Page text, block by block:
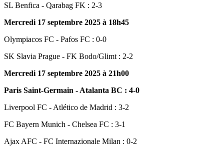
SL Benfica - Qarabag FK : 2-3
Mercredi 17 septembre 2025 à 18h45
Olympiacos FC - Pafos FC : 0-0
SK Slavia Prague - FK Bodo/Glimt : 2-2
Mercredi 17 septembre 2025 à 21h00
Paris Saint-Germain - Atalanta BC : 4-0
Liverpool FC - Atlético de Madrid : 3-2
FC Bayern Munich - Chelsea FC : 3-1
Ajax AFC - FC Internazionale Milan : 0-2